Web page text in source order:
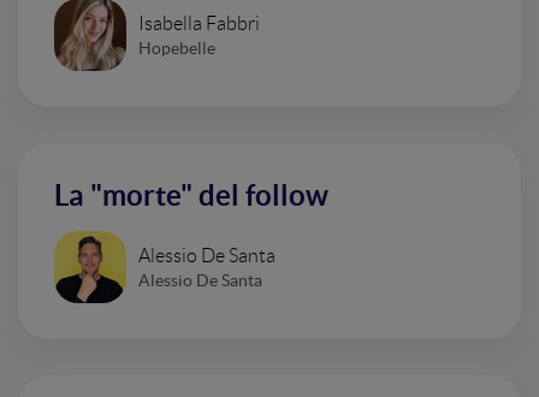
Isabella Fabbri
Hopebelle
La "morte" del follow
Alessio De Santa
Alessio De Santa